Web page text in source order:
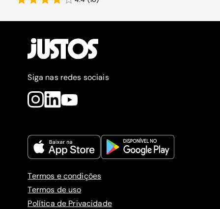
Siga nas redes sociais
Termos e condições
Termos de uso
Política de Privacidade